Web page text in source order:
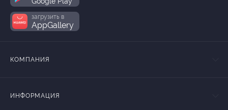
загрузить в
AppGallery
КОМПАНИЯ
ИНФОРМАЦИЯ